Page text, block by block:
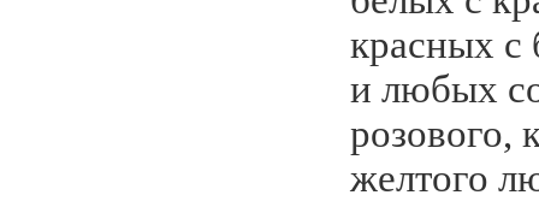
красных с
и любых
розового,
желтого